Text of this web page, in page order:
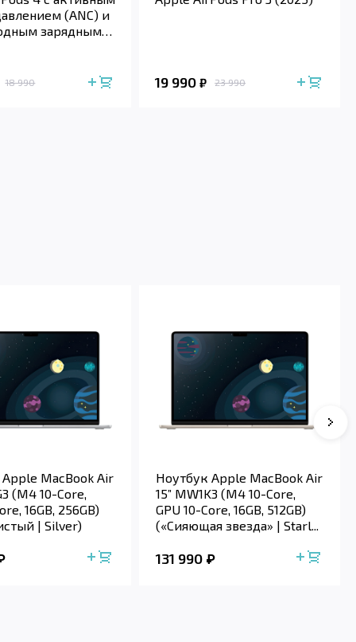
(ANC) и
зарядным
18 990 19 990₽ 23 990
MacBook Air
(M4 10-Core,
16GB, 256GB)
| Silver)
Ноутбук Apple MacBook Air
15” MW1K3 (M4 10-Core,
GPU 10-Core, 16GB, 512GB)
(«Сияющая звезда» | Starl...
131 990